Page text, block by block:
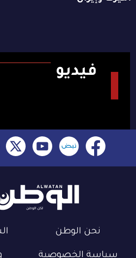
فيديو
نحن الوطن
سياسة الخصوصية